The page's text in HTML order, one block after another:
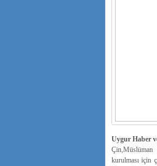
Uygur Haber
Çin,Müslüman
kurulması için